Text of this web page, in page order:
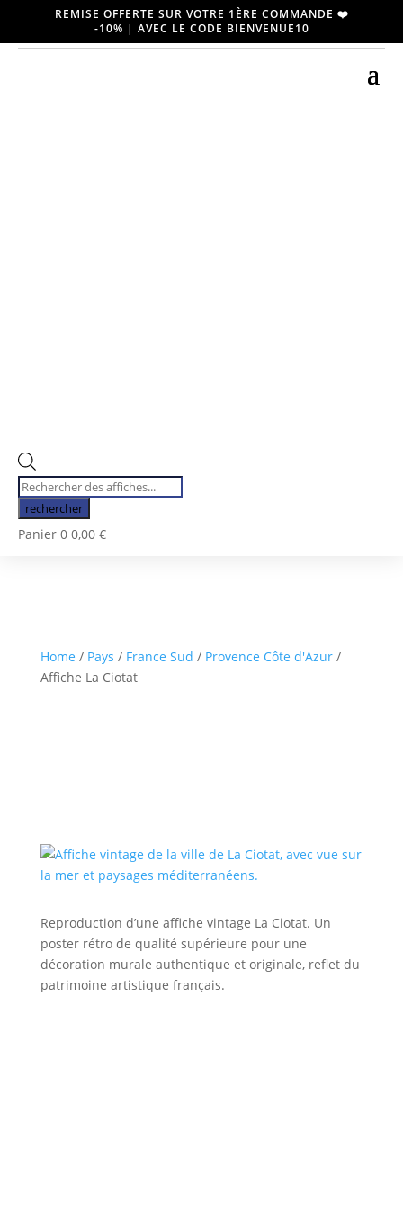
REMISE OFFERTE SUR VOTRE 1ÈRE COMMANDE ❤️
-10% | AVEC LE CODE BIENVENUE10
Recherche
de
produits
rechercher
Panier 0 0,00 €
Home / Pays / France Sud / Provence Côte d'Azur/
Affiche La Ciotat
Reproduction d’une affiche vintage La Ciotat. Un
poster rétro de qualité supérieure pour une
décoration murale authentique et originale, reflet du
patrimoine artistique français.